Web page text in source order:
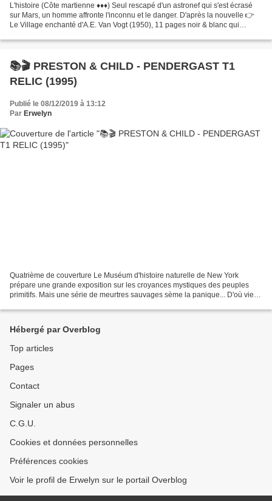
L'histoire (Côte martienne ♦♦♦) Seul rescapé d'un astronef qui s'est écrasé
sur Mars, un homme affronte l'inconnu et le danger. D'après la nouvelle 👉
Le Village enchanté d'A.E. Van Vogt (1950), 11 pages noir & blanc qui
📚🎬 PRESTON & CHILD - PENDERGAST T1
RELIC (1995)
Publié le 08/12/2019 à 13:12
Par Erwelyn
Quatrième de couverture Le Muséum d'histoire naturelle de New York
prépare une grande exposition sur les croyances mystiques des peuples
primitifs. Mais une série de meurtres sauvages sème la panique... D'où vient
Hébergé par Overblog
Top articles
Pages
Contact
Signaler un abus
C.G.U.
Cookies et données personnelles
Préférences cookies
Voir le profil de Erwelyn sur le portail Overblog